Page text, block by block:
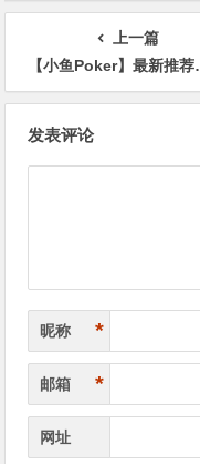
上一篇
【小鱼Poker】最新推荐！令和时代黄金9头身「滝冬𪸩」精选作品介绍……
发表评论
昵称 *
邮箱 *
网址